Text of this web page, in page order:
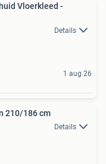
Vloerkleed -
Details
1 aug 26
210/186 cm
Details